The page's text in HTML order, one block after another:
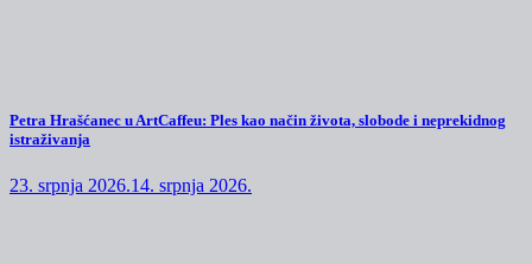
Petra Hrašćanec u ArtCaffeu: Ples kao način života, slobode i neprekidnog
istraživanja
23. srpnja 2026.14. srpnja 2026.